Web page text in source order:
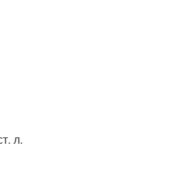
л.